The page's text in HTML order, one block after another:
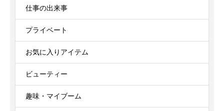
仕事の出来事
プライベート
お気に入りアイテム
ビューティー
趣味・マイブーム